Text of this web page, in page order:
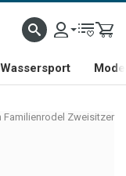
Wassersport
Familienrodel Zweisitzer